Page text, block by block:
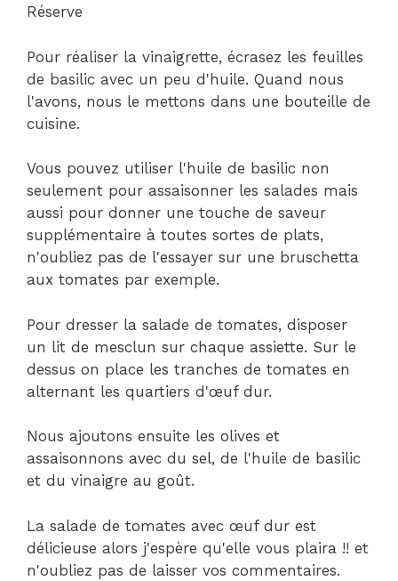
Réserve
Pour réaliser la vinaigrette, écrasez les feuilles
de basilic avec un peu d'huile. Quand nous
l'avons, nous le mettons dans une bouteille de
cuisine.
Vous pouvez utiliser l'huile de basilic non
seulement pour assaisonner les salades mais
aussi pour donner une touche de saveur
supplémentaire à toutes sortes de plats,
n'oubliez pas de l'essayer sur une bruschetta
aux tomates par exemple.
Pour dresser la salade de tomates, disposer
un lit de mesclun sur chaque assiette. Sur le
dessus on place les tranches de tomates en
alternant les quartiers d'œuf dur.
Nous ajoutons ensuite les olives et
assaisonnons avec du sel, de l'huile de basilic
et du vinaigre au goût.
La salade de tomates avec œuf dur est
délicieuse alors j'espère qu'elle vous plaira !! et
n'oubliez pas de laisser vos commentaires.